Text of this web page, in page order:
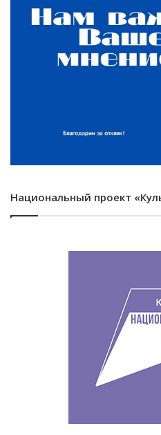
Национальный проект